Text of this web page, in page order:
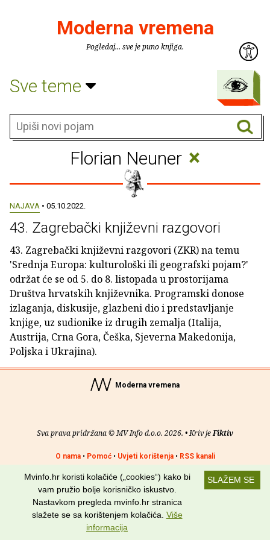
Moderna vremena
Pogledaj... sve je puno knjiga.
Sve teme
Florian Neuner ×
NAJAVA • 05.10.2022.
43. Zagrebački književni razgovori
43. Zagrebački književni razgovori (ZKR) na temu
'Srednja Europa: kulturološki ili geografski pojam?'
održat će se od 5. do 8. listopada u prostorijama
Društva hrvatskih književnika. Programski donose
izlaganja, diskusije, glazbeni dio i predstavljanje
knjige, uz sudionike iz drugih zemalja (Italija,
Austrija, Crna Gora, Češka, Sjeverna Makedonija,
Poljska i Ukrajina).
Moderna vremena
Sva prava pridržana © MV Info d.o.o. 2026. • Kriv jeFiktiv
O nama• Pomoć• Uvjeti korištenja• RSS kanali
Potraži nas na: SLAŽEM SE
Mvinfo.hr koristi kolačiće („cookies“) kako bi
vam pružio bolje korisničko iskustvo.
Nastavkom pregleda mvinfo.hr stranica
slažete se sa korištenjem kolačića. Više
informacija